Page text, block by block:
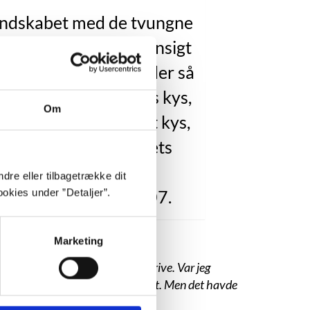
Om
eller tilbagetrække dit
under ”Detaljer”.
Marketing
med de tvungne
som man tvinger et ansigt
sig, undgår et kys, der så
ender som et slags kys,
på kinden i stedet, et kys,
kun kan hade for dets
magerhed (…)”
og fald”, s. 107.
finder den ro, det kræver at skrive. Var jeg
kommet til det på et tidspunkt. Men det havde